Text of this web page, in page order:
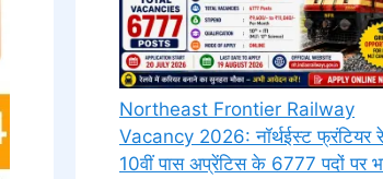
Northeast Frontier Railway
Vacancy 2026: नॉर्थईस्ट फ्रंटियर
10वीं पास अप्रेंटिस के 6777 पदों पर